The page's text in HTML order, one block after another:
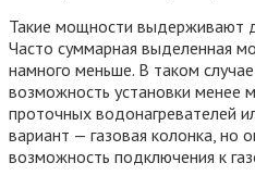
Такие мощности выдерживают
Часто суммарная выделенная
намного меньше. В таком
возможность установки менее
проточных водонагревателей
вариант — газовая колонка, но
возможность подключения к